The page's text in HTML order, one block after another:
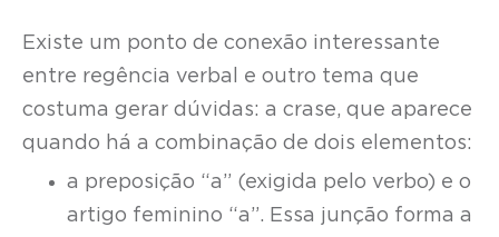
Existe um ponto de conexão interessante
entre regência verbal e outro tema que
costuma gerar dúvidas: a crase, que aparece
quando há a combinação de dois elementos:
a preposição “a” (exigida pelo verbo) e o
artigo feminino “a”. Essa junção forma a